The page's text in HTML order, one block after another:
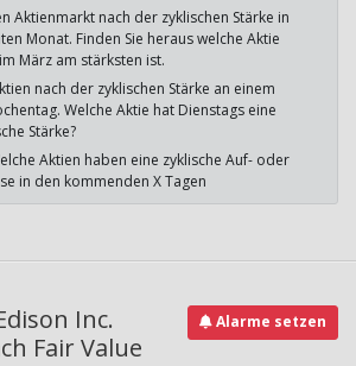
Aktienmarkt nach der zyklischen Stärke in
Monat. Finden Sie heraus welche Aktie
März am stärksten ist.
nach der zyklischen Stärke an einem
Welche Aktie hat Dienstags eine
Stärke?
Aktien haben eine zyklische Auf- oder
in den kommenden X Tagen
Inc.
Fair Value
Alarme setzen